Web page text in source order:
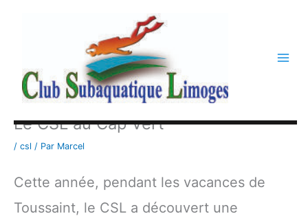
Le CSL au Cap Vert
/ csl / Par Marcel
Cette année, pendant les vacances de
Toussaint, le CSL a découvert une